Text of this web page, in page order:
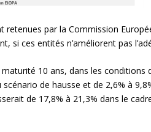
retenues par la Commission
si ces entités n’améliorent pas
10 ans, dans les conditions
scénario de hausse et de 2,6% à
de 17,8% à 21,3% dans le